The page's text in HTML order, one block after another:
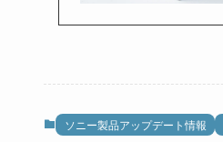
ソニー製品アップデート情報